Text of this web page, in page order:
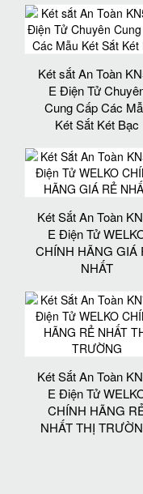
Két sắt An Toàn
E Điện Tử
Cung Cấp Các
Két Sắt Két Bạc
Két Sắt An Toàn
E Điện Tử
CHÍNH HÃNG GIÁ
NHẤT
Két Sắt An Toàn
E Điện Tử
CHÍNH HÃNG
NHẤT THỊ